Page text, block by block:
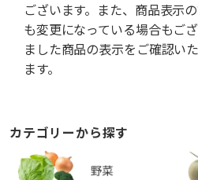
ございます。また、商品表示
も変更になっている場合もご
ました商品の表示をご確認い
ます。
カテゴリーから探す